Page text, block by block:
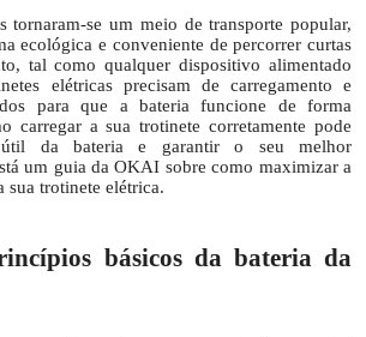
tornaram-se um meio de transporte popular,
ecológica e conveniente de percorrer curtas
tal como qualquer dispositivo alimentado
elétricas precisam de carregamento e
para que a bateria funcione de forma
carregar a sua trotinete corretamente pode
da bateria e garantir o seu melhor
um guia da OKAI sobre como maximizar a
sua trotinete elétrica.
básicos da bateria da